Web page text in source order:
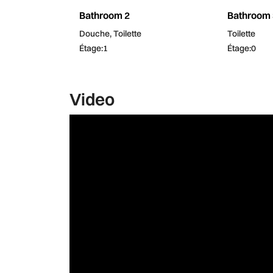
Bathroom 2
Douche, Toilette
Étage:1
Bathroom
Toilette
Étage:0
Video